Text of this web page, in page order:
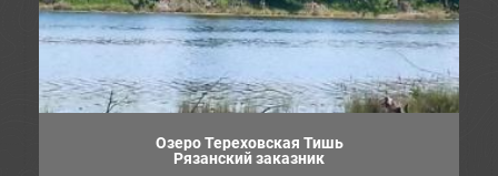
Озеро Тереховская Тишь
Рязанский заказник